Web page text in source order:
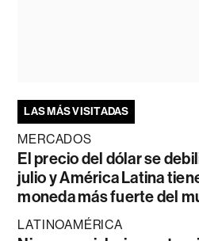
LAS MÁS VISITADAS
MERCADOS
El precio del dólar se
julio y América Latina
moneda más fuerte del
LATINOAMÉRICA